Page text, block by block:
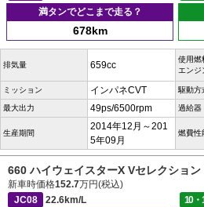
満タンでどこまで走る？
678km
排気量 659cc
使用燃
エンジ
ミッション インパネCVT 駆動方
最大出力 49ps/6500rpm 過給器
生産期間
2014年12月～201
5年09月
燃費性
660 ハイウェイスターX Vセレクショ
新車時価格152.7万円(税込)
JC08
22.6km/L 10・